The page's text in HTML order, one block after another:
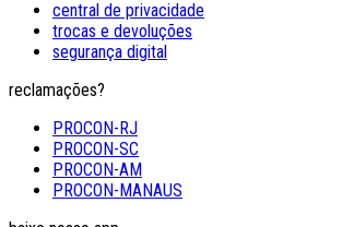
central de privacidade
trocas e devoluções
segurança digital
reclamações?
PROCON-RJ
PROCON-SC
PROCON-AM
PROCON-MANAUS